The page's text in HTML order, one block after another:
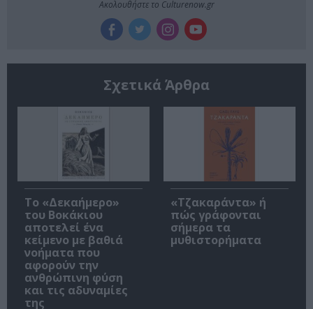
Ακολουθήστε το Culturenow.gr
Σχετικά Άρθρα
Το «Δεκαήμερο»
του Βοκάκιου
αποτελεί ένα
κείμενο με βαθιά
νοήματα που
αφορούν την
ανθρώπινη φύση
και τις αδυναμίες
της
«Τζακαράντα» ή
πώς γράφονται
σήμερα τα
μυθιστορήματα